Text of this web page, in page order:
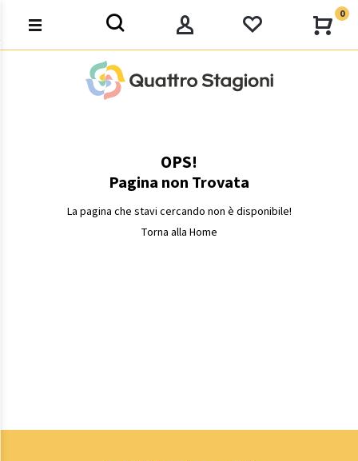
0
OPS!
Pagina non Trovata
La pagina che stavi cercando non è disponibile!
Torna alla Home